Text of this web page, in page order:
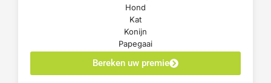
Hond
Kat
Konijn
Papegaai
Bereken uw premie